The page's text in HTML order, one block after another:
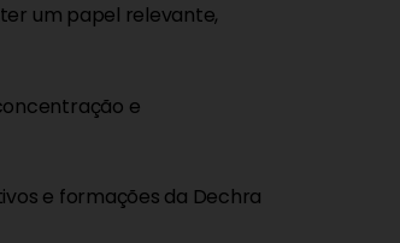
um papel relevante,
e
e formações da Dechra